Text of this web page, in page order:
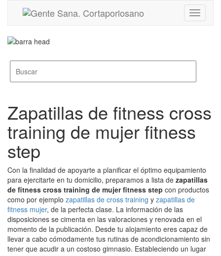
Toggle
Zapatillas de fitness cross
training de mujer fitness
step
Con la finalidad de apoyarte a planificar el óptimo equipamiento
para ejercitarte en tu domicilio, preparamos a lista de zapatillas
de fitness cross training de mujer fitness step con productos
como por ejemplo zapatillas de cross training y zapatillas de
fitness mujer, de la perfecta clase. La información de las
disposiciones se cimenta en las valoraciones y renovada en el
momento de la publicación. Desde tu alojamiento eres capaz de
llevar a cabo cómodamente tus rutinas de acondicionamiento sin
tener que acudir a un costoso gimnasio. Estableciendo un lugar